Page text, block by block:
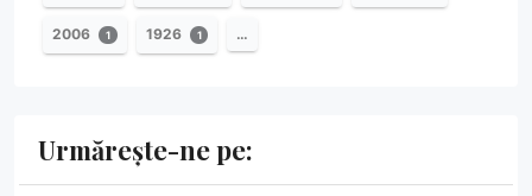
2006 1 1926 1 …
Urmărește-ne pe: